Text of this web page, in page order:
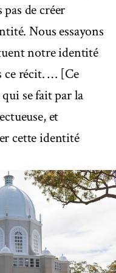
de créer
Nous essayons
notre identité
ce récit. … [Ce
se fait par la
et
cette identité